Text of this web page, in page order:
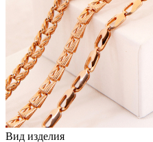
Вид изделия